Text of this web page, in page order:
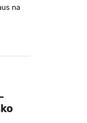
na